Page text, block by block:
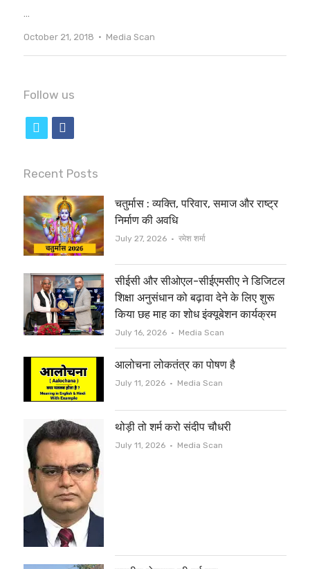
…
October 21, 2018 Author
Media Scan
Follow us
i
t
t
e
r
c
e
b
o
o
k
Recent Posts
चतुर्मास : व्यक्ति, परिवार, समाज और राष्ट्र
निर्माण की अवधि
July 27, 2026 Author
रमेश शर्मा
सीईसी और सीओएल-सीईएमसीए ने डिजिटल
शिक्षा अनुसंधान को बढ़ावा देने के लिए शुरू
किया छह माह का शोध इंक्यूबेशन कार्यक्रम
July 16, 2026 Author
Media Scan
आलोचना लोकतंत्र का पोषण है
July 11, 2026 Author
Media Scan
थोड़ी तो शर्म करो संदीप चौधरी
July 11, 2026 Author
Media Scan